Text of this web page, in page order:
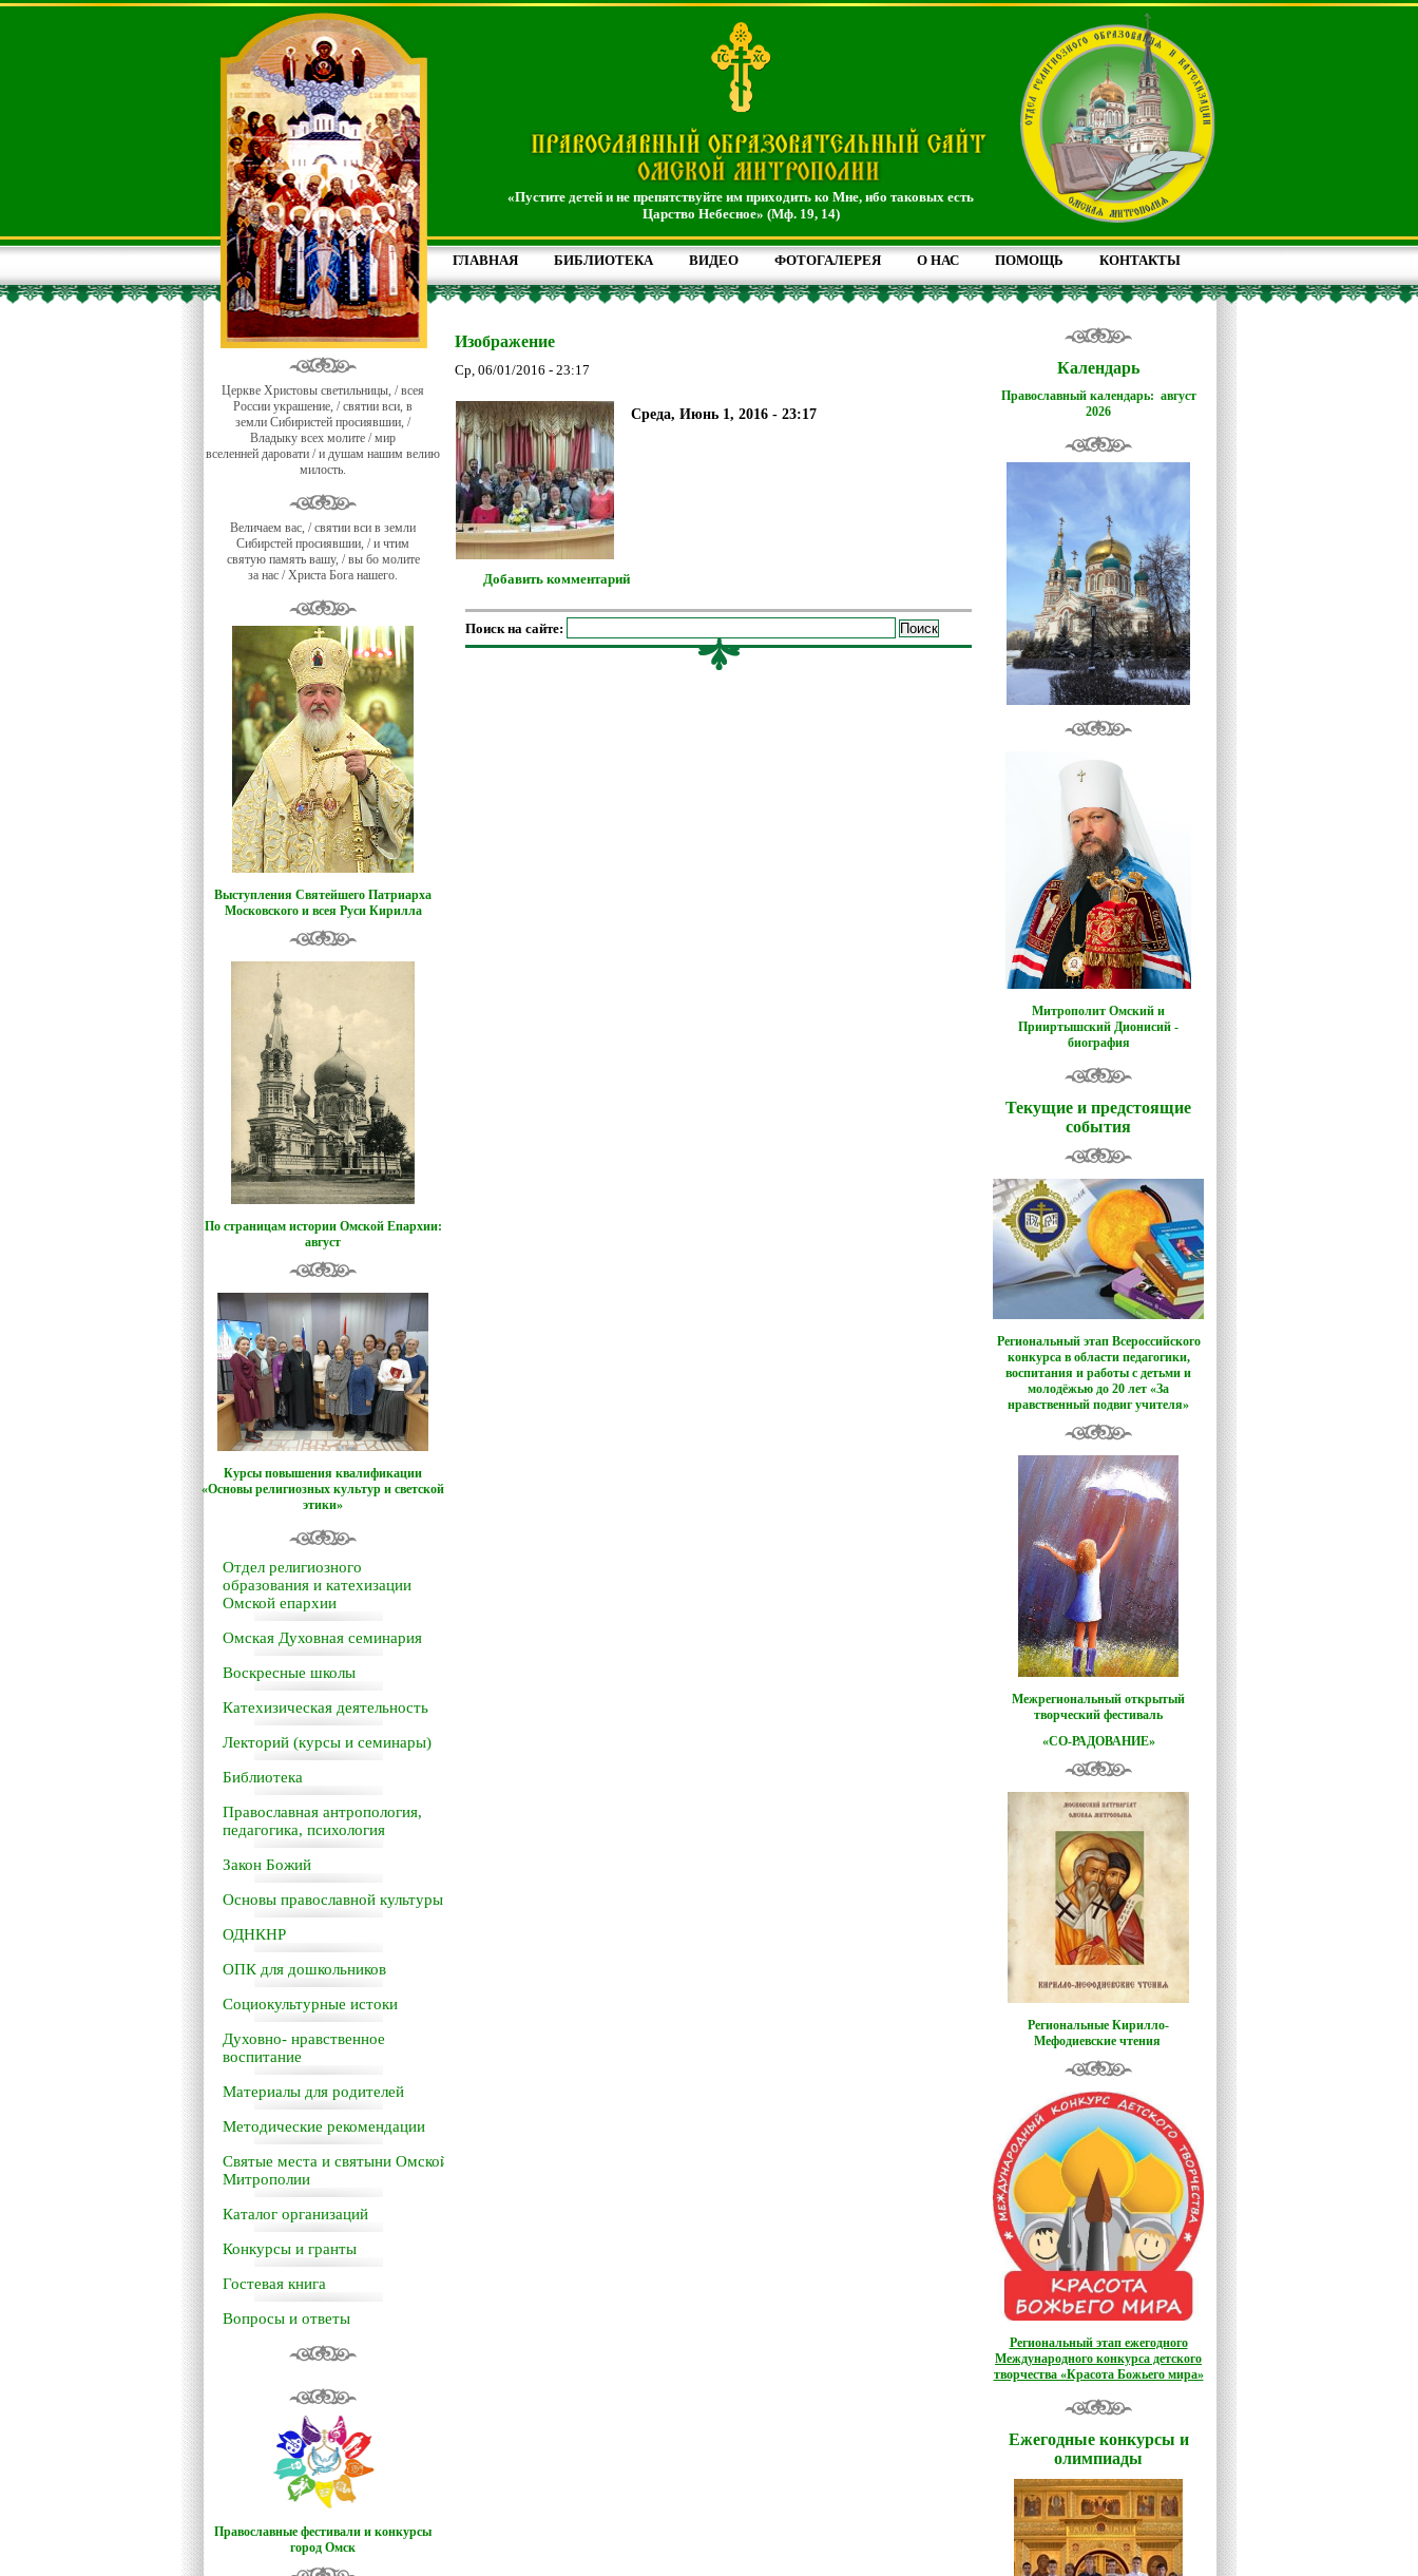
«Пустите детей и не препятствуйте им приходить ко Мне, ибо таковых есть
Царство Небесное» (Мф. 19, 14)
ГЛАВНАЯ БИБЛИОТЕКА ВИДЕО ФОТОГАЛЕРЕЯ О НАС ПОМОЩЬ КОНТАКТЫ
Церкве Христовы светильницы, / всея
России украшение, / святии вси, в
земли Сибиристей просиявшии, /
Владыку всех молите / мир
вселенней даровати / и душам нашим велию
милость.
Величаем вас, / святии вси в земли
Сибирстей просиявшии, / и чтим
святую память вашу, / вы бо молите
за нас / Христа Бога нашего.
Выступления Святейшего Патриарха
Московского и всея Руси Кирилла
По страницам истории Омской Епархии:
август
Курсы повышения квалификации
«Основы религиозных культур и светской
этики»
Отдел религиозного
образования и катехизации
Омской епархии
Омская Духовная семинария
Воскресные школы
Катехизическая деятельность
Лекторий (курсы и семинары)
Библиотека
Православная антропология,
педагогика, психология
Закон Божий
Основы православной культуры
ОДНКНР
ОПК для дошкольников
Социокультурные истоки
Духовно- нравственное
воспитание
Материалы для родителей
Методические рекомендации
Святые места и святыни Омской
Митрополии
Каталог организаций
Конкурсы и гранты
Гостевая книга
Вопросы и ответы
Православные фестивали и конкурсы
город Омск
Изображение
Ср, 06/01/2016 - 23:17
Среда, Июнь 1, 2016 - 23:17
Добавить комментарий
Поиск на сайте:
Календарь
Православный календарь: август
2026
Митрополит Омский и
Прииртышский Дионисий -
биография
Текущие и предстоящие
события
Региональный этап Всероссийского
конкурса в области педагогики,
воспитания и работы с детьми и
молодёжью до 20 лет «За
нравственный подвиг учителя»
Межрегиональный открытый
творческий фестиваль
«СО-РАДОВАНИЕ»
Региональные Кирилло-
Мефодиевские чтения
Региональный этап ежегодного
Международного конкурса детского
творчества «Красота Божьего мира»
Ежегодные конкурсы и
олимпиады